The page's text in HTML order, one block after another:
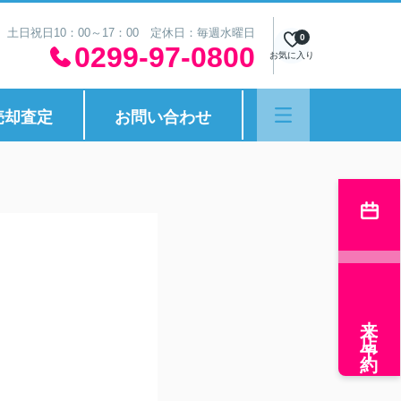
日祝日10：00～17：00 定休日：毎週水曜日
0299-97-0800 お気に入り
0
却査定 お問い合わせ
来店予約